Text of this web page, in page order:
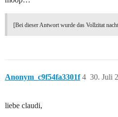
[Bei dieser Antwort wurde das Vollzitat
Anonym_c9f54fa3301f 30. Juli
4
liebe claudi,